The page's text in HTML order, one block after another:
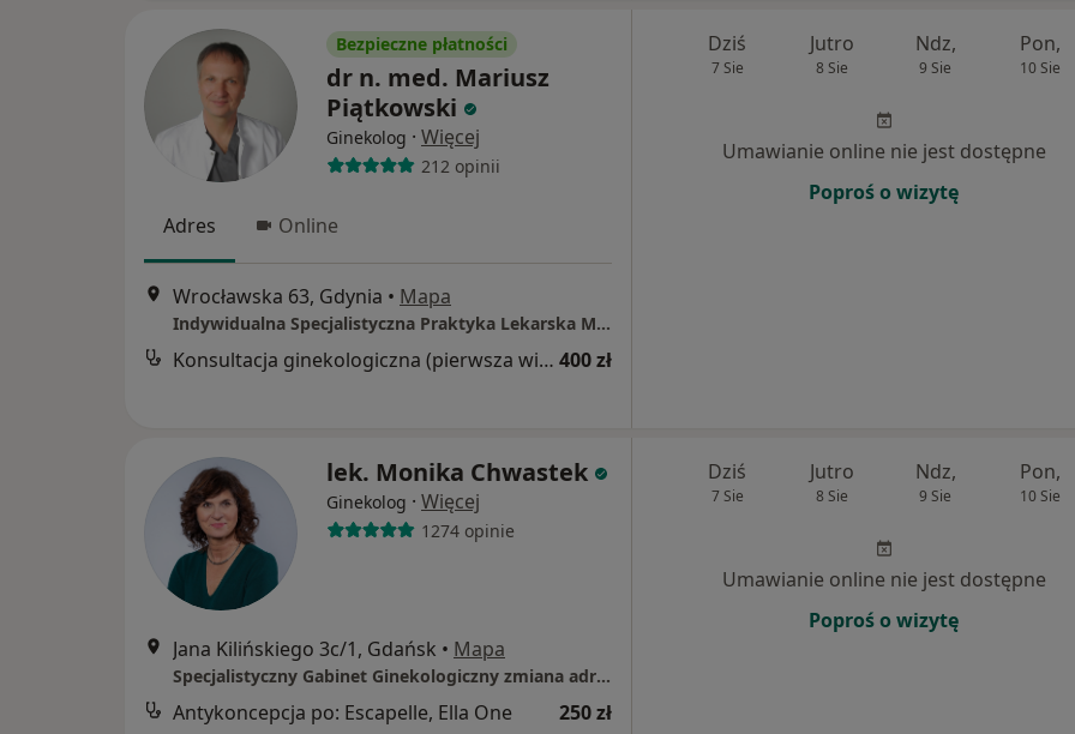
Bezpieczne płatności
dr n. med. Mariusz
Piątkowski
Ginekolog · Więcej
212 opinii
Adres Online
Wrocławska 63, Gdynia • Mapa
Indywidualna Specjalistyczna Praktyka Lekarska Mariusz Piątkowski
Konsultacja ginekologiczna (pierwsza wizyta) 400 zł
Dziś
7 Sie
Jutro
8 Sie
Ndz,
9 Sie
Pon,
10 Sie
Umawianie online nie jest dostępne
Poproś o wizytę
lek. Monika Chwastek
Ginekolog · Więcej
1274 opinie
Jana Kilińskiego 3c/1, Gdańsk • Mapa
Specjalistyczny Gabinet Ginekologiczny zmiana adresu od 28.06.2016
Antykoncepcja po: Escapelle, Ella One 250 zł
Dziś
7 Sie
Jutro
8 Sie
Ndz,
9 Sie
Pon,
10 Sie
Umawianie online nie jest dostępne
Poproś o wizytę